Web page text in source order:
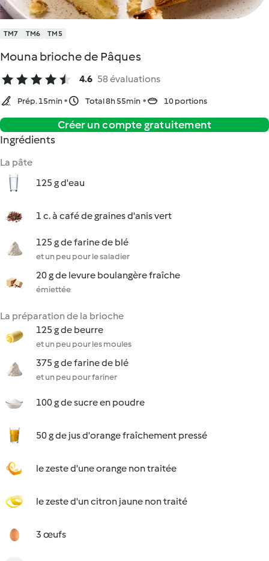
TM7 TM6 TM5
Mouna brioche de Pâques
4.6 58 évaluations
Prép. 15min Total 8h 55min 10 portions
Créer un compte gratuitement
Ingrédients
La pâte
125 g d'eau
1 c. à café de graines d'anis vert
125 g de farine de blé
et un peu pour le saladier
20 g de levure boulangère fraîche
émiettée
La préparation de la brioche
125 g de beurre
et un peu pour les moules
375 g de farine de blé
et un peu pour fariner
100 g de sucre en poudre
50 g de jus d'orange fraîchement pressé
le zeste d'une orange non traitée
le zeste d'un citron jaune non traité
3 œufs